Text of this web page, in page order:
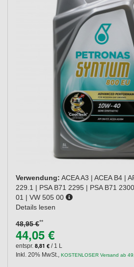
Verwendung: ACEA A3 | ACEA B4 |
229.1 | PSA B71 2295 | PSA B71
01 | VW 505 00
Details lesen
48,95 €**
44,05 €
entspr. 8,81 € / 1 L
Inkl. 20% MwSt., KOSTENLOSER Versand ab